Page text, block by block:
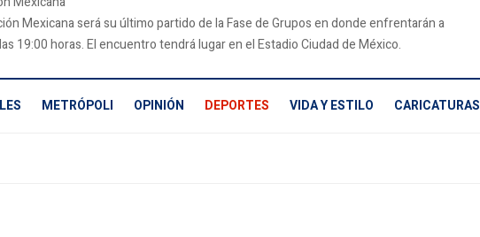
Mexicana será su último partido de la Fase de Grupos en donde enfrentarán a
19:00 horas. El encuentro tendrá lugar en el Estadio Ciudad de México.
METRÓPOLI OPINIÓN DEPORTES VIDA Y ESTILO CARICATURAS